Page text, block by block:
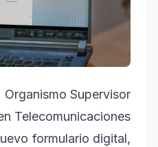
Organismo Supervisor
Telecomunicaciones
formulario digital,